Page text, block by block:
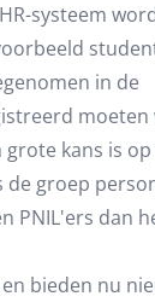
systeem
in de
moeten
kans is
groep
PNIL'ers dan
bieden nu